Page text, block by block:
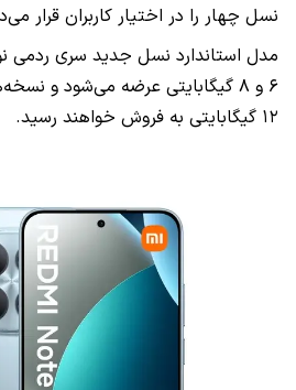
نسل چهار را در اختیار کاربران قرار
مدل استاندارد نسل جدید سری ردمی
۶ و ۸ گیگابایتی عرضه می‌شود و
۱۲ گیگابایتی به فروش خواهند رسید.